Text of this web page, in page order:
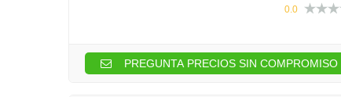
0.0
PREGUNTA PRECIOS SIN COMPROMISO